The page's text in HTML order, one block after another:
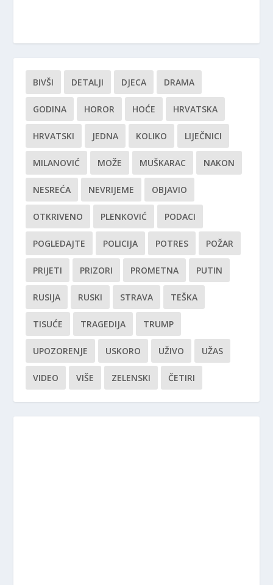
BIVŠI DETALJI DJECA DRAMA
GODINA HOROR HOĆE HRVATSKA
HRVATSKI JEDNA KOLIKO LIJEČNICI
MILANOVIĆ MOŽE MUŠKARAC NAKON
NESREĆA NEVRIJEME OBJAVIO
OTKRIVENO PLENKOVIĆ PODACI
POGLEDAJTE POLICIJA POTRES POŽAR
PRIJETI PRIZORI PROMETNA PUTIN
RUSIJA RUSKI STRAVA TEŠKA
TISUĆE TRAGEDIJA TRUMP
UPOZORENJE USKORO UŽIVO UŽAS
VIDEO VIŠE ZELENSKI ČETIRI